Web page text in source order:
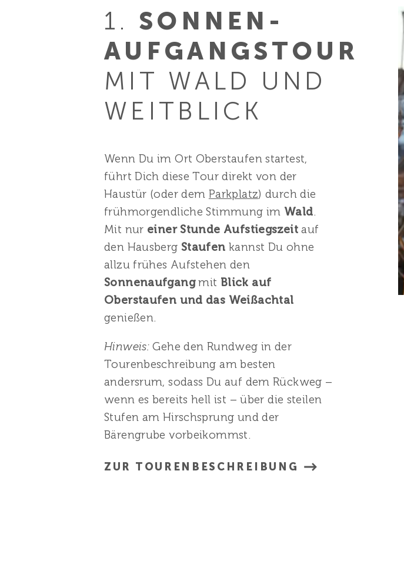
1. SONNEN­
AUFGANGSTOUR
MIT WALD UND
WEITBLICK
Wenn Du im Ort Oberstaufen startest,
führt Dich diese Tour direkt von der
Haustür (oder dem Parkplatz) durch die
frühmorgendliche Stimmung im Wald.
Mit nur einer Stunde Aufstiegszeitauf
den Hausberg Staufen kannst Du ohne
allzu frühes Aufstehen den
Sonnenaufgangmit Blick auf
Oberstaufen und das Weißachtal
genießen.
Hinweis: Gehe den Rundweg in der
Tourenbeschreibung am besten
andersrum, sodass Du auf dem Rückweg –
wenn es bereits hell ist – über die steilen
Stufen am Hirschsprung und der
Bärengrube vorbeikommst.
ZUR TOURENBESCHREIBUNG